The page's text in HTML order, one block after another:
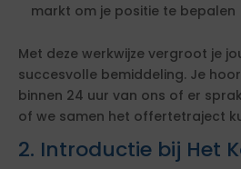
markt om je positie te bepalen
Met deze werkwijze vergroot je
succesvolle bemiddeling. Je
binnen 24 uur van ons of er
of we samen het offertetraject
2. Introductie bij Het